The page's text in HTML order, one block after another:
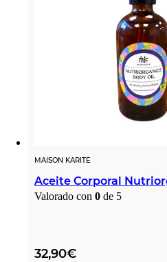
MAISON KARITE
Aceite Corporal
Valorado con 0 de 5
32,90€